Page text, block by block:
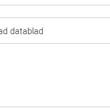
datablad